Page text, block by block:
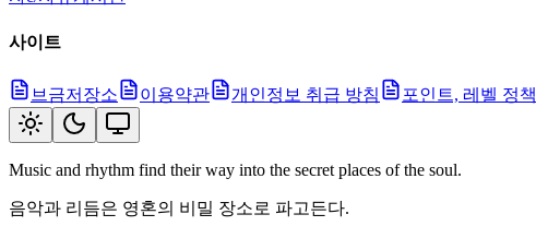
사이트
브금저장소 이용약관 개인정보 취급 방침 포인트, 레벨 정책
Music and rhythm find their way into the secret places of the soul.
음악과 리듬은 영혼의 비밀 장소로 파고든다.